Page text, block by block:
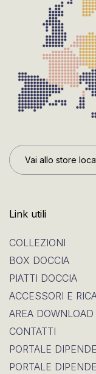
Vai allo store
Link utili
COLLEZIONI
BOX DOCCIA
PIATTI DOCCIA
ACCESSORI E
AREA DOWNLOAD
CONTATTI
PORTALE
PORTALE